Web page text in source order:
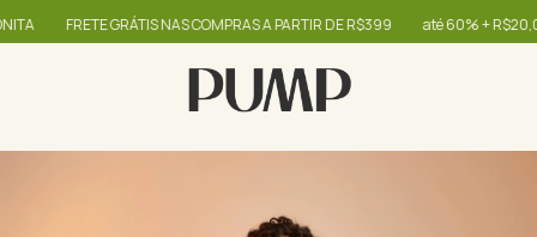
FRETE GRÁTIS NAS COMPRAS A PARTIR DE R$399 até 60% + R$20,00